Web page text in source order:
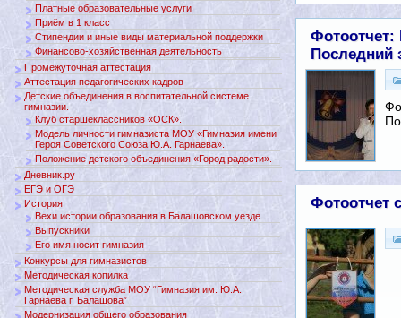
Фотоотчет:
Последний
Фотоотчет
Платные образовательные услуги
Приём в 1 класс
Стипендии и иные виды материальной поддержки
Финансово-хозяйственная деятельность
Промежуточная аттестация
Аттестация педагогических кадров
Детские объединения в воспитательной системе
гимназии.
Клуб старшеклассников «ОСК».
Модель личности гимназиста МОУ «Гимназия имени
Героя Советского Союза Ю.А. Гарнаева».
Положение детского объединения «Город радости».
Дневник.ру
ЕГЭ и ОГЭ
История
Вехи истории образования в Балашовском уезде
Выпускники
Его имя носит гимназия
Конкурсы для гимназистов
Методическая копилка
Методическая служба МОУ “Гимназия им. Ю.А.
Гарнаева г. Балашова”
Модернизация общего образования